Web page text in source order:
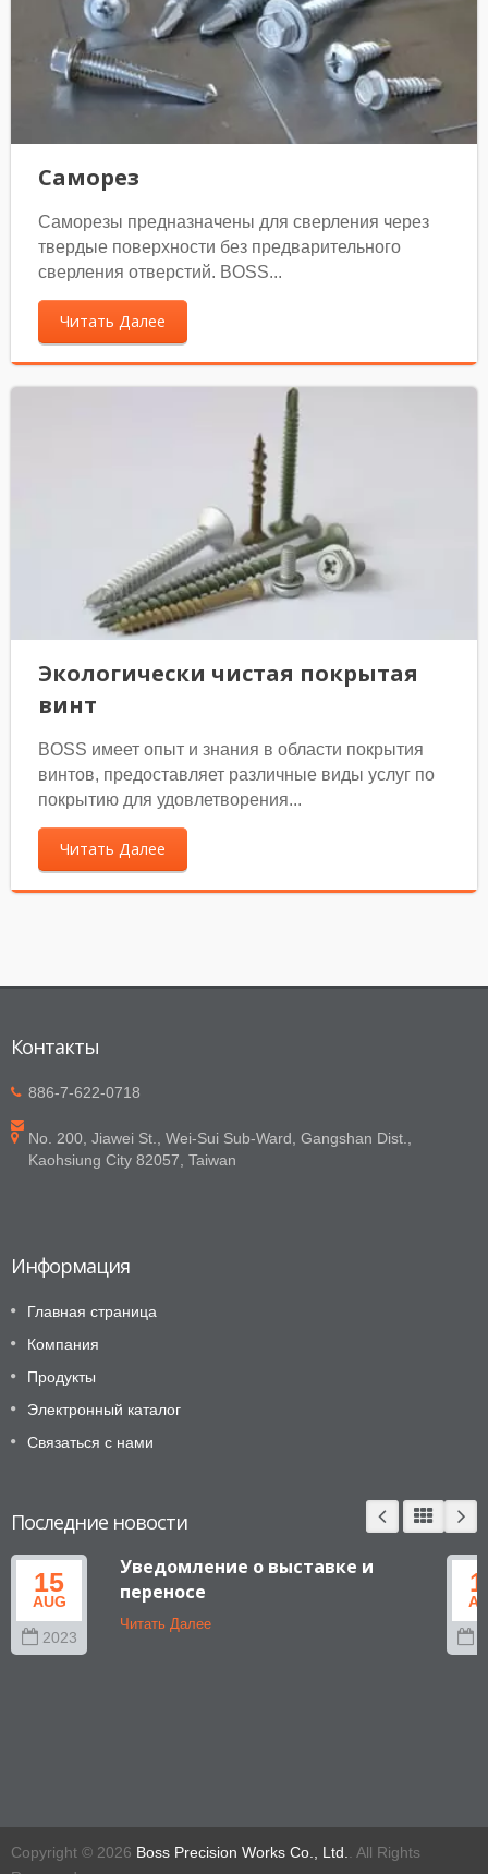
Саморез
Саморезы предназначены для сверления через
твердые поверхности без предварительного
сверления отверстий. BOSS...
Читать Далее
Экологически чистая покрытая
винт
BOSS имеет опыт и знания в области покрытия
винтов, предоставляет различные виды услуг по
покрытию для удовлетворения...
Читать Далее
Контакты
886-7-622-0718
No. 200, Jiawei St., Wei-Sui Sub-Ward, Gangshan Dist.,
Kaohsiung City 82057, Taiwan
Информация
Главная страница
Компания
Продукты
Электронный каталог
Связаться с нами
Последние новости
15
AUG
2023
Уведомление о выставке и
переносе
Читать Далее
Copyright © 2026 Boss Precision Works Co., Ltd.
. All Rights